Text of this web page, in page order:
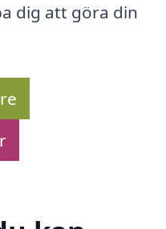
dig att göra din